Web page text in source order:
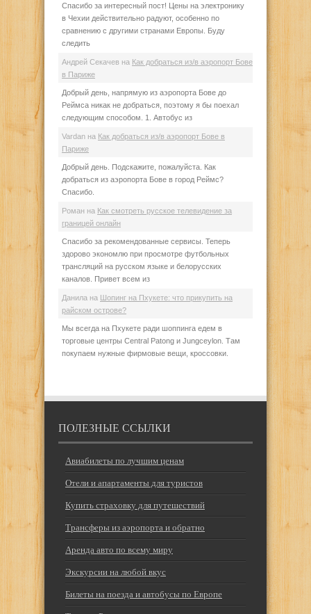
Спасибо за интересный пост! Цены на электронику
в Чехии действительно радуют, особенно по
сравнению с другими странами Европы. Буду
следить
Андрей Секачев на Как добраться из/в аэропорт Бове
в Париже
Добрый день, напрямую из аэропорта Бове до
Реймса никак не добраться, поэтому я бы поехал
следующим способом. 1. Автобус из
Vardan на Как добраться из/в аэропорт Бове в
Париже
Добрый день. Подскажите, пожалуйста. Как
добраться из аэропорта Бове в город Реймс?
Спасибо.
Роман на Как смотреть русское телевидение за
границей онлайн
Спасибо за рекомендованные сервисы. Теперь
здорово экономлю при просмотре футбольных
трансляций на русском языке и белорусских
каналов. Привет всем из
Данила на Шопинг на Пхукете: что прикупить на
райском острове?
Мы всегда на Пхукете ради шоппинга едем в
торговые центры Central Patong и Jungceylon. Там
покупаем нужные фирмовые вещи, кроссовки.
ПОЛЕЗНЫЕ ССЫЛКИ
Авиабилеты по лучшим ценам
Отели и апартаменты для туристов
Купить страховку для путешествий
Трансферы из аэропорта и обратно
Аренда авто по всему миру
Экскурсии на любой вкус
Билеты на поезда и автобусы по Европе